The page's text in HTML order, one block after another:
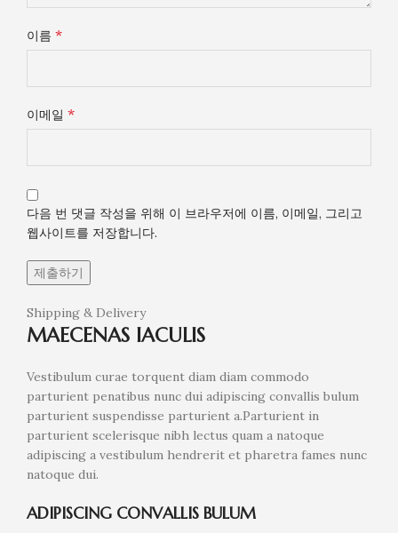
이름 *
이메일 *
다음 번 댓글 작성을 위해 이 브라우저에 이름, 이메일, 그리고
웹사이트를 저장합니다.
Shipping & Delivery
MAECENAS IACULIS
Vestibulum curae torquent diam diam commodo
parturient penatibus nunc dui adipiscing convallis bulum
parturient suspendisse parturient a.Parturient in
parturient scelerisque nibh lectus quam a natoque
adipiscing a vestibulum hendrerit et pharetra fames nunc
natoque dui.
ADIPISCING CONVALLIS BULUM